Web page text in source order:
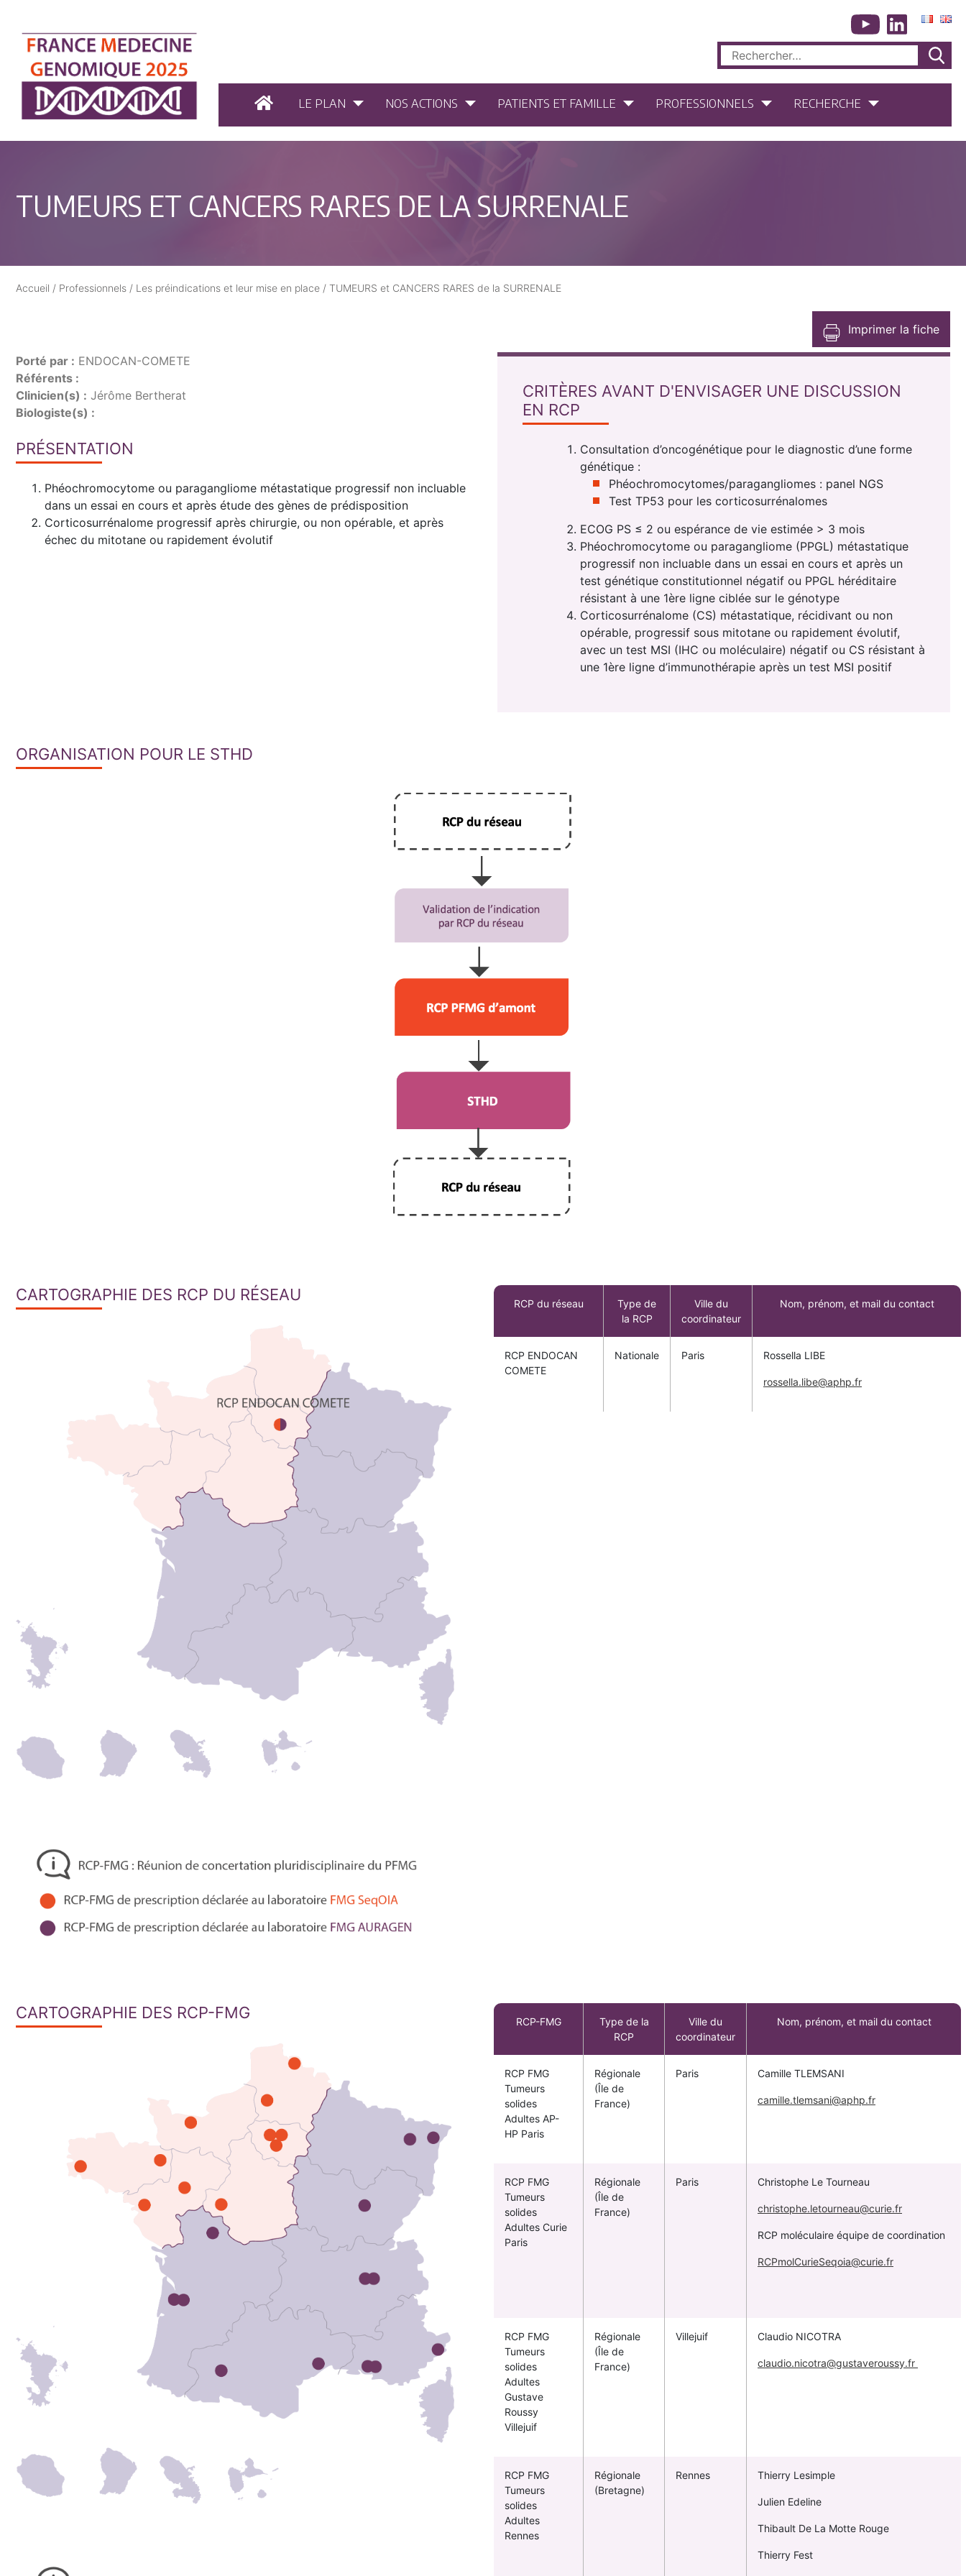
Rechercher :
LE PLAN NOS ACTIONS PATIENTS ET FAMILLE PROFESSIONNELS RECHERCHE
TUMEURS ET CANCERS RARES DE LA SURRENALE
Accueil / Professionnels / Les préindications et leur mise en place / TUMEURS et CANCERS RARES de la SURRENALE
Imprimer la fiche
Porté par : ENDOCAN-COMETE
Référents :
Clinicien(s) : Jérôme Bertherat
Biologiste(s) :
PRÉSENTATION
Phéochromocytome ou paragangliome métastatique progressif non incluable
dans un essai en cours et après étude des gènes de prédisposition
Corticosurrénalome progressif après chirurgie, ou non opérable, et après
échec du mitotane ou rapidement évolutif
CRITÈRES AVANT D'ENVISAGER UNE DISCUSSION
EN RCP
Consultation d’oncogénétique pour le diagnostic d’une forme
génétique :
Phéochromocytomes/paragangliomes : panel NGS
Test TP53 pour les corticosurrénalomes
ECOG PS ≤ 2 ou espérance de vie estimée > 3 mois
Phéochromocytome ou paragangliome (PPGL) métastatique
progressif non incluable dans un essai en cours et après un
test génétique constitutionnel négatif ou PPGL héréditaire
résistant à une 1ère ligne ciblée sur le génotype
Corticosurrénalome (CS) métastatique, récidivant ou non
opérable, progressif sous mitotane ou rapidement évolutif,
avec un test MSI (IHC ou moléculaire) négatif ou CS résistant à
une 1ère ligne d’immunothérapie après un test MSI positif
ORGANISATION POUR LE STHD
CARTOGRAPHIE DES RCP DU RÉSEAU RCP du réseau
Type de
la RCP
Ville du
coordinateur
Nom, prénom, et mail du contact
RCP ENDOCAN
COMETE
Nationale Paris Rossella LIBE
rossella.libe@aphp.fr
CARTOGRAPHIE DES RCP-FMG RCP-FMG
Type de la
RCP
Ville du
coordinateur
Nom, prénom, et mail du contact
RCP FMG
Tumeurs
solides
Adultes AP-
HP Paris
Régionale
(Île de
France)
Paris Camille TLEMSANI
camille.tlemsani@aphp.fr
RCP FMG
Tumeurs
solides
Adultes Curie
Paris
Régionale
(Île de
France)
Paris Christophe Le Tourneau
christophe.letourneau@curie.fr
RCP moléculaire équipe de coordination
RCPmolCurieSeqoia@curie.fr
RCP FMG
Tumeurs
solides
Adultes
Gustave
Roussy
Villejuif
Régionale
(Île de
France)
Villejuif Claudio NICOTRA
claudio.nicotra@gustaveroussy.fr
RCP FMG
Tumeurs
solides
Adultes
Rennes
Régionale
(Bretagne)
Rennes Thierry Lesimple
Julien Edeline
Thibault De La Motte Rouge
Thierry Fest